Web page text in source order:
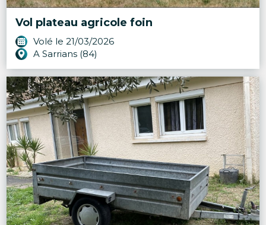
Vol plateau agricole foin
Volé le 21/03/2026
A Sarrians (84)